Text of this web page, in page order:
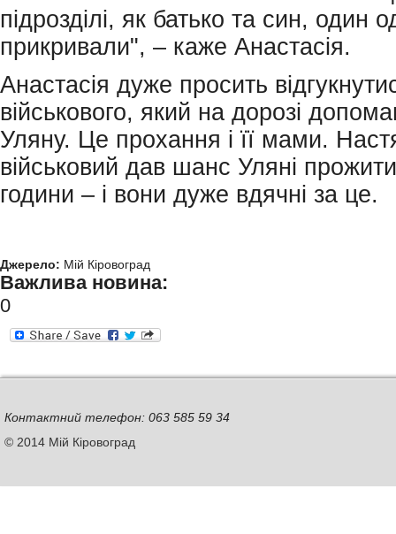
підрозділі, як батько та син, один
прикривали", – каже Анастасія.
Анастасія дуже просить
військового, який на дорозі
Уляну. Це прохання і її мами.
військовий дав шанс Уляні прожити
години – і вони дуже вдячні за це.
Джерело: Мій Кіровоград
Важлива новина:
0
Контактний телефон: 063 585 59 34
© 2014 Мій Кіровоград